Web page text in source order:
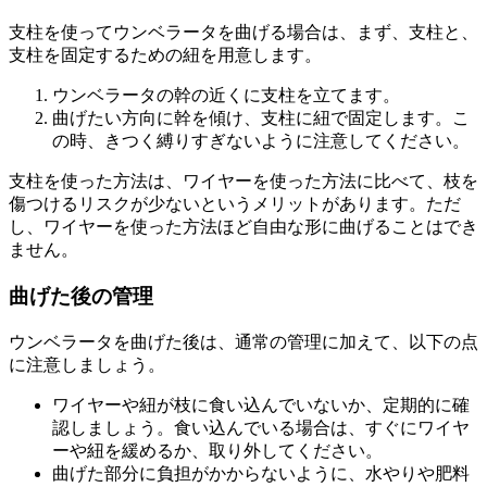
支柱を使ってウンベラータを曲げる場合は、まず、支柱と、
支柱を固定するための紐を用意します。
ウンベラータの幹の近くに支柱を立てます。
曲げたい方向に幹を傾け、支柱に紐で固定します。こ
の時、きつく縛りすぎないように注意してください。
支柱を使った方法は、ワイヤーを使った方法に比べて、枝を
傷つけるリスクが少ないというメリットがあります。ただ
し、ワイヤーを使った方法ほど自由な形に曲げることはでき
ません。
曲げた後の管理
ウンベラータを曲げた後は、通常の管理に加えて、以下の点
に注意しましょう。
ワイヤーや紐が枝に食い込んでいないか、定期的に確
認しましょう。食い込んでいる場合は、すぐにワイヤ
ーや紐を緩めるか、取り外してください。
曲げた部分に負担がかからないように、水やりや肥料